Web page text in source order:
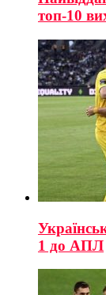
топ-10
1 до АПЛ